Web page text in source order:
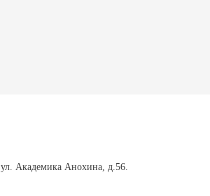
Академика Анохина, д.56.